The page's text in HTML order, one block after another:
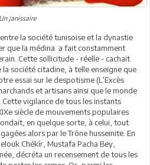
Un janissaire
la société tunisoise et la dynastie
que la médina a fait constamment
Cette sollicitude - réelle - cachait
société citadine, à telle enseigne que
essai sur le despotisme (L’Excès
et artisans ainsi que le monde
Cette vigilance de tous les instants
siècle de mouvements populaires
en quelque sorte, à celui, tout
alors par le Trône husseïnite. En
Chékîr, Mustafa Pacha Bey,
décréta un recensement de tous les